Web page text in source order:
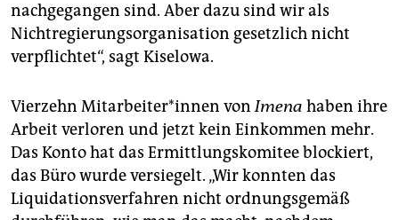
nachgegangen sind. Aber dazu sind wir als
Nichtregierungsorganisation gesetzlich nicht
verpflichtet“, sagt Kiselowa.
Vierzehn Mit­ar­bei­te­r*in­nen vonIme­na haben ihre
Arbeit verloren und jetzt kein Einkommen mehr.
Das Konto hat das Ermittlungskomitee blockiert,
das Büro wurde versiegelt. „Wir konnten das
Liquidationsverfahren nicht ordnungsgemäß